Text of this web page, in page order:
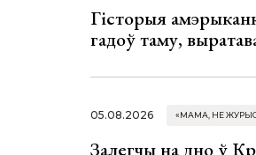
Гісторыя
гадоў таму,
05.08.2026 «МАМА, НЕ
Залегчы на дно ў